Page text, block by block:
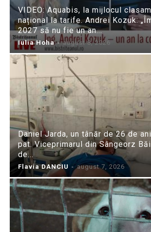
VIDEO: Aquabis, la mijlocul
național la tarife. Andrei Kozuk:
2027 să nu fie un an...
Iulia Hoha - august 8, 2026
Daniel Jarda, un tânăr de 26 de
pat. Viceprimarul din Sângeorz
de...
Flavia DANCIU - august 7, 2026